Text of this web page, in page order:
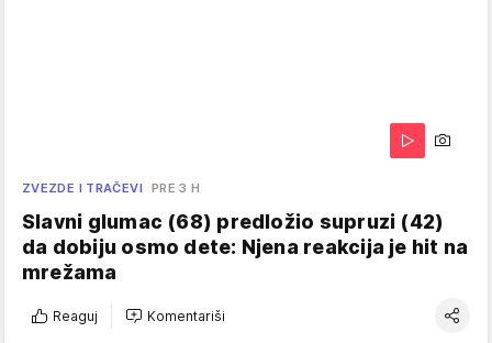
ZVEZDE I TRAČEVI PRE 3 H
Slavni glumac (68) predložio supruzi (42)
da dobiju osmo dete: Njena reakcija je hit na
mrežama
Reaguj Komentariši